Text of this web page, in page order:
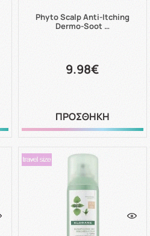
Phyto Scalp Anti-Itching
Dermo-Soot …
9.98€
ΠΡΟΣΘΗΚΗ